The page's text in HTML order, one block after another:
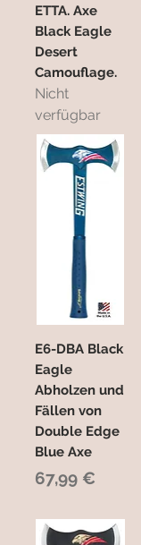
ETTA. Axe
Black Eagle
Desert
Camouflage.
Nicht
verfügbar
E6-DBA Black
Eagle
Abholzen und
Fällen von
Double Edge
Blue Axe
Preis
67,99 €